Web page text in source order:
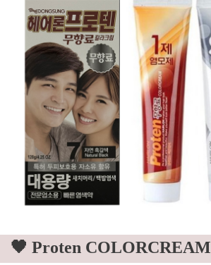
🖤 Proten COLORCREAM